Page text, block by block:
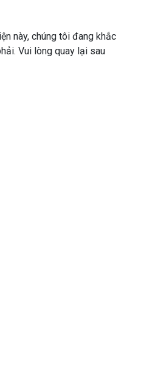
này, chúng tôi đang khắc
Vui lòng quay lại sau